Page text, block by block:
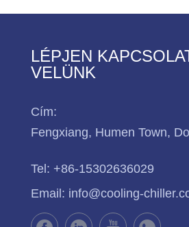
LÉPJEN
VELÜNK
Cím:
Fengxiang, Humen Town,
Tel: +86-15302636029
Email: info@cooling-